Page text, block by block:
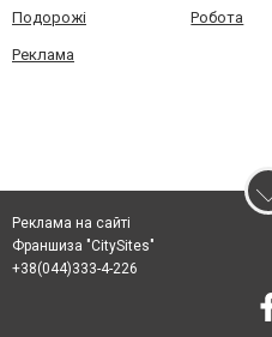
Подорожі Робота
Реклама
Реклама на сайті
Франшиза "CitySites"
+38(044)333-4-226